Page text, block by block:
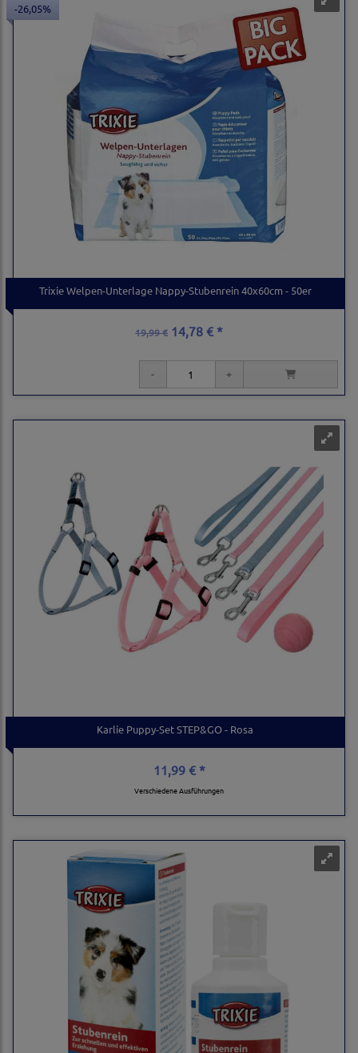
-26,05%
Trixie Welpen-Unterlage Nappy-Stubenrein 40x60cm - 50er
19,99 € 14,78 € *
Karlie Puppy-Set STEP&GO - Rosa
11,99 € *
Verschiedene Ausführungen